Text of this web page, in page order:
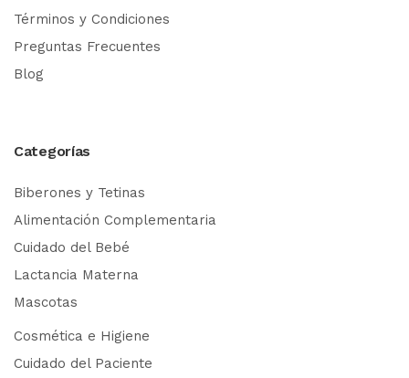
Términos y Condiciones
Preguntas Frecuentes
Blog
Categorías
Biberones y Tetinas
Alimentación Complementaria
Cuidado del Bebé
Lactancia Materna
Mascotas
Cosmética e Higiene
Cuidado del Paciente